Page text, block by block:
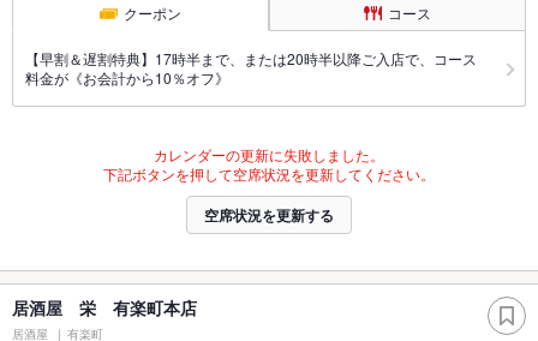
クーポン コース
【早割＆遅割特典】17時半まで、または20時半以降ご入店で、コース
料金が《お会計から10％オフ》
カレンダーの更新に失敗しました。
下記ボタンを押して空席状況を更新してください。
空席状況を更新する
居酒屋 栄 有楽町本店
居酒屋 有楽町